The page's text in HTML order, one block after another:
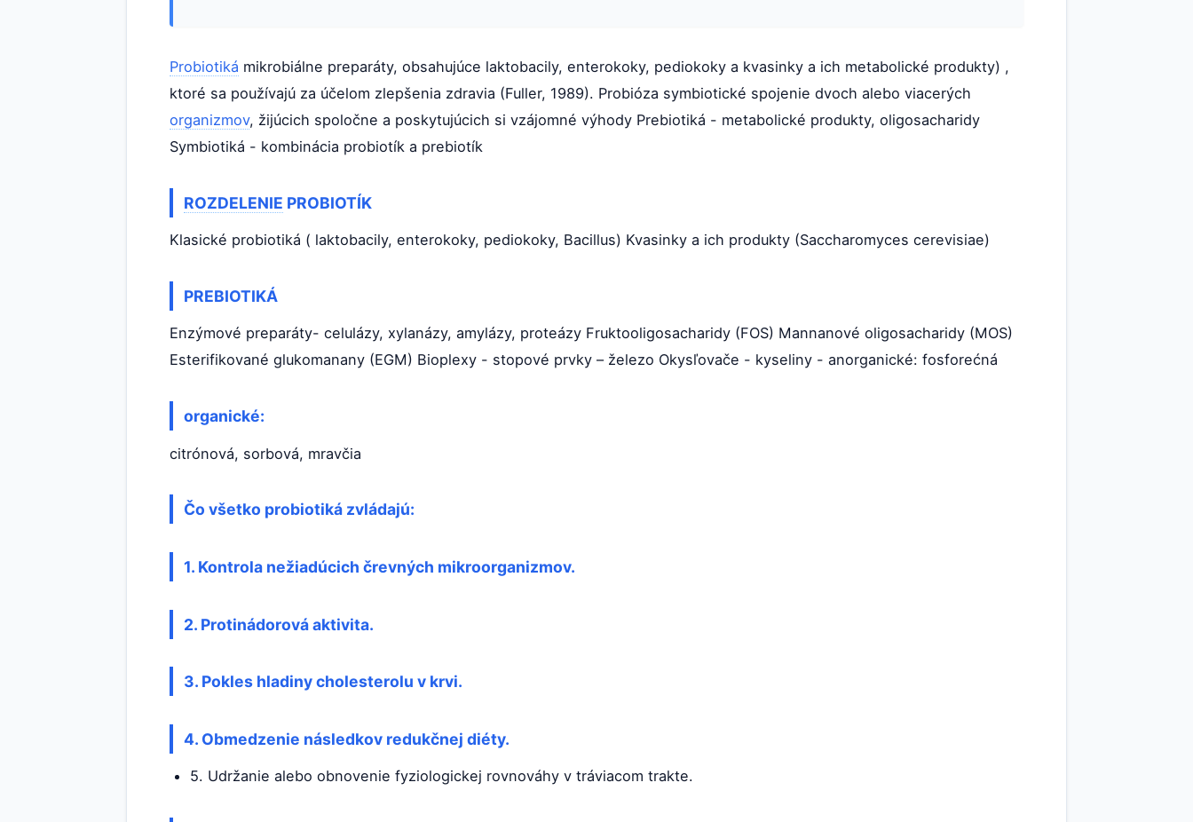
Probiotiká mikrobiálne preparáty, obsahujúce laktobacily, enterokoky, pediokoky a kvasinky a ich metabolické produkty) ,
ktoré sa používajú za účelom zlepšenia zdravia (Fuller, 1989). Probióza symbiotické spojenie dvoch alebo viacerých
organizmov, žijúcich spoločne a poskytujúcich si vzájomné výhody Prebiotiká - metabolické produkty, oligosacharidy
Symbiotiká - kombinácia probiotík a prebiotík
ROZDELENIE PROBIOTÍK
Klasické probiotiká ( laktobacily, enterokoky, pediokoky, Bacillus) Kvasinky a ich produkty (Saccharomyces cerevisiae)
PREBIOTIKÁ
Enzýmové preparáty- celulázy, xylanázy, amylázy, proteázy Fruktooligosacharidy (FOS) Mannanové oligosacharidy (MOS)
Esterifikované glukomanany (EGM) Bioplexy - stopové prvky – železo Okysľovače - kyseliny - anorganické: fosforećná
organické:
citrónová, sorbová, mravčia
Čo všetko probiotiká zvládajú:
1. Kontrola nežiadúcich črevných mikroorganizmov.
2. Protinádorová aktivita.
3. Pokles hladiny cholesterolu v krvi.
4. Obmedzenie následkov redukčnej diéty.
5. Udržanie alebo obnovenie fyziologickej rovnováhy v tráviacom trakte.